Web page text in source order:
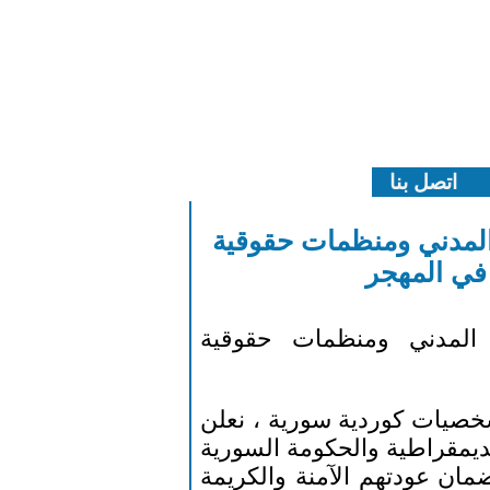
اتصل بنا
ومنظمات حقوقية
المهجر
ومنظمات حقوقية
كوردية سورية ، نعلن
والحكومة السورية
عودتهم الآمنة والكريمة